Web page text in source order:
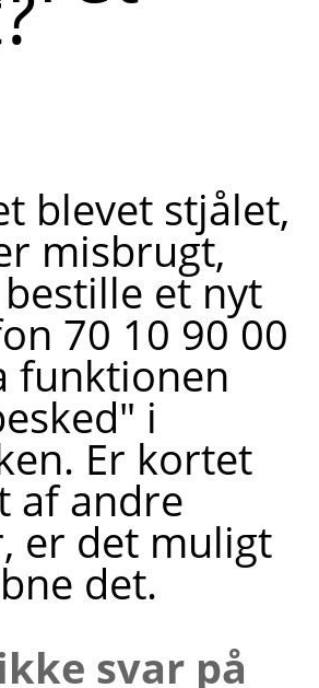
blevet stjålet,
misbrugt,
et nyt
70 10 90 00
funktionen
i
Er kortet
af andre
er det muligt
det.
svar på